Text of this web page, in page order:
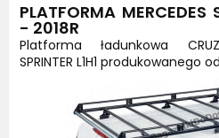
PLATFORMA MERCEDES
- 2018R
Platforma ładunkowa
SPRINTER L1H1 produkowanego